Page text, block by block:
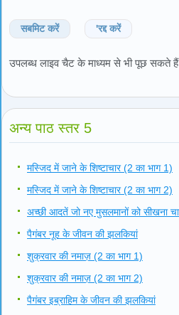
सबमिट करें 'रद्द करें
उपलब्ध लाइव चैट के माध्यम से भी पूछ सकते
अन्य पाठ स्तर 5
मस्जिद में जाने के शिष्टाचार (2 का भाग 1)
मस्जिद में जाने के शिष्टाचार (2 का भाग 2)
अच्छी आदतें जो नए मुसलमानों को सीखना
पैगंबर नूह के जीवन की झलकियां
शुक्रवार की नमाज़ (2 का भाग 1)
शुक्रवार की नमाज़ (2 का भाग 2)
पैगंबर इब्राहिम के जीवन की झलकियां